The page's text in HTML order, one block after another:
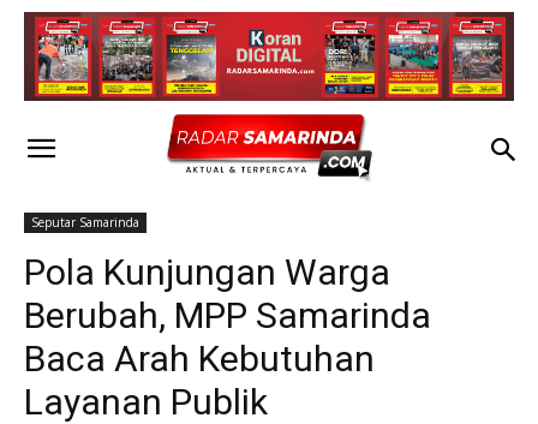
Seputar Samarinda
Pola Kunjungan Warga
Berubah, MPP Samarinda
Baca Arah Kebutuhan
Layanan Publik